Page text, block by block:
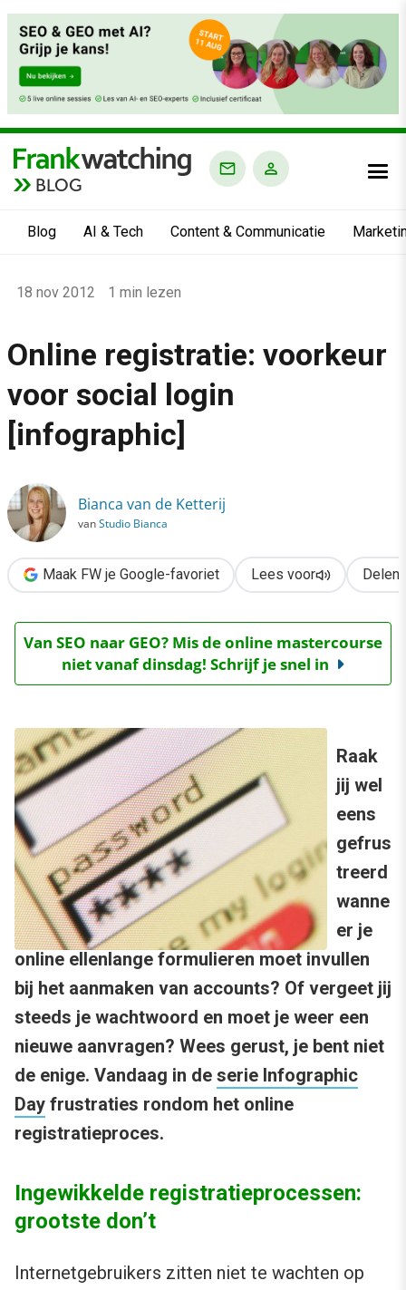
BLOG
Blog AI & Tech Content & Communicatie
›
Alle artikelen
›
Online registratie: voorkeur voor social login [infographic]
18 nov 2012 1 min lezen
Online registratie: voorkeur
voor social login
[infographic]
Bianca van de Ketterij
vanStudio Bianca
Maak FW je Google-favoriet Lees voor Delen
Van SEO naar GEO? Mis de online mastercourse
niet vanaf dinsdag! Schrijf je snel in
Raak
jij wel
eens
gefrus
treerd
wanne
er je
online ellenlange formulieren moet invullen
bij het aanmaken van accounts? Of vergeet jij
steeds je wachtwoord en moet je weer een
nieuwe aanvragen? Wees gerust, je bent niet
de enige. Vandaag in de serie Infographic
Day frustraties rondom het online
registratieproces.
Ingewikkelde registratieprocessen:
grootste don’t
Internetgebruikers zitten niet te wachten op